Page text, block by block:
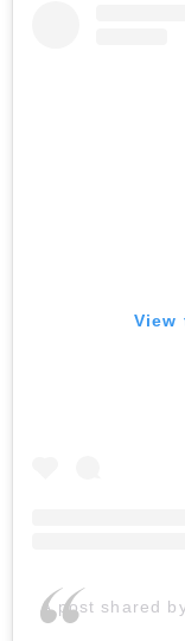
View
A post shared by